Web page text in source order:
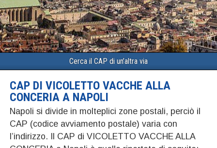
Cerca il CAP di un’altra via
CAP DI VICOLETTO VACCHE ALLA
CONCERIA A NAPOLI
Napoli si divide in molteplici zone postali, perciò il
CAP (codice avviamento postale) varia con
l’indirizzo. Il CAP di VICOLETTO VACCHE ALLA